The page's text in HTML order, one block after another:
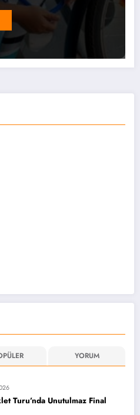
YORUM
Turu’nda Unutulmaz Final